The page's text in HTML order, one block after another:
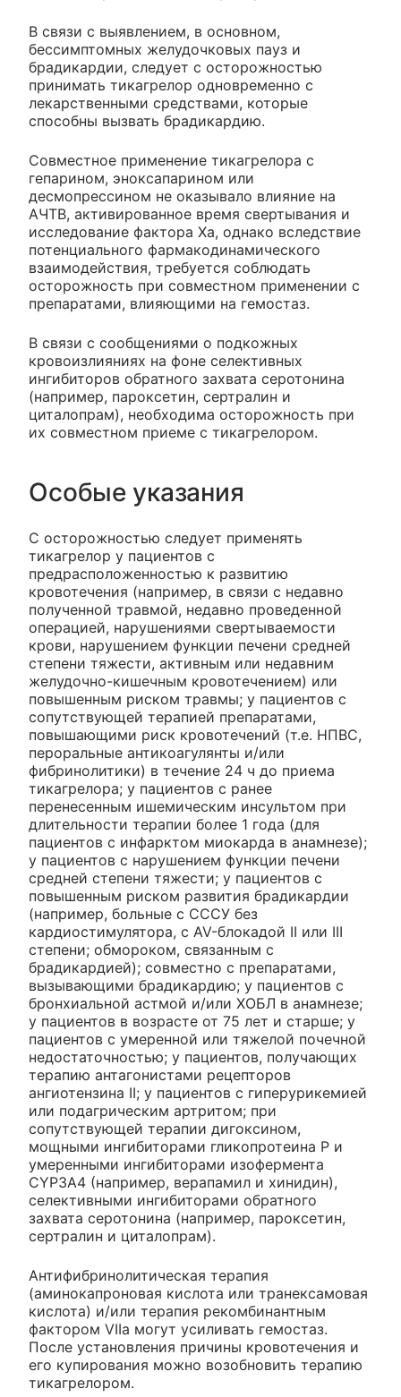
В связи с выявлением, в основном,
бессимптомных желудочковых пауз и
брадикардии, следует с осторожностью
принимать тикагрелор одновременно с
лекарственными средствами, которые
способны вызвать брадикардию.
Совместное применение тикагрелора с
гепарином, эноксапарином или
десмопрессином не оказывало влияние на
АЧТВ, активированное время свертывания и
исследование фактора Ха, однако вследствие
потенциального фармакодинамического
взаимодействия, требуется соблюдать
осторожность при совместном применении с
препаратами, влияющими на гемостаз.
В связи с сообщениями о подкожных
кровоизлияниях на фоне селективных
ингибиторов обратного захвата серотонина
(например, пароксетин, сертралин и
циталопрам), необходима осторожность при
их совместном приеме с тикагрелором.
Особые указания
С осторожностью следует применять
тикагрелор у пациентов с
предрасположенностью к развитию
кровотечения (например, в связи с недавно
полученной травмой, недавно проведенной
операцией, нарушениями свертываемости
крови, нарушением функции печени средней
степени тяжести, активным или недавним
желудочно-кишечным кровотечением) или
повышенным риском травмы; у пациентов с
сопутствующей терапией препаратами,
повышающими риск кровотечений (т.е. НПВС,
пероральные антикоагулянты и/или
фибринолитики) в течение 24 ч до приема
тикагрелора; у пациентов с ранее
перенесенным ишемическим инсультом при
длительности терапии более 1 года (для
пациентов с инфарктом миокарда в анамнезе);
у пациентов с нарушением функции печени
средней степени тяжести; у пациентов с
повышенным риском развития брадикардии
(например, больные с СССУ без
кардиостимулятора, с AV-блокадой II или III
степени; обмороком, связанным с
брадикардией); совместно с препаратами,
вызывающими брадикардию; у пациентов с
бронхиальной астмой и/или ХОБЛ в анамнезе;
у пациентов в возрасте от 75 лет и старше; у
пациентов с умеренной или тяжелой почечной
недостаточностью; у пациентов, получающих
терапию антагонистами рецепторов
ангиотензина II; у пациентов с гиперурикемией
или подагрическим артритом; при
сопутствующей терапии дигоксином,
мощными ингибиторами гликопротеина Р и
умеренными ингибиторами изофермента
CYP3A4 (например, верапамил и хинидин),
селективными ингибиторами обратного
захвата серотонина (например, пароксетин,
сертралин и циталопрам).
Антифибринолитическая терапия
(аминокапроновая кислота или транексамовая
кислота) и/или терапия рекомбинантным
фактором VIIa могут усиливать гемостаз.
После установления причины кровотечения и
его купирования можно возобновить терапию
тикагрелором.